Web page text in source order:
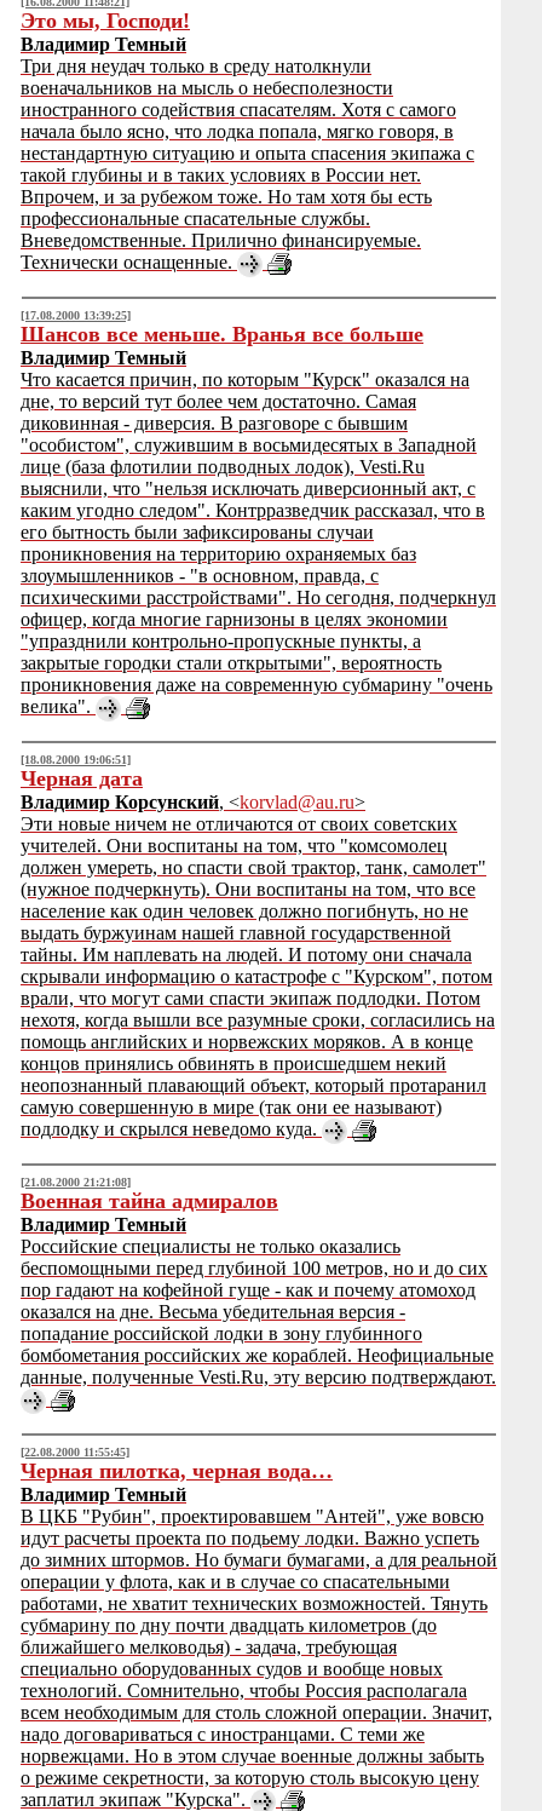
Это мы, Господи!
Владимир Темный
Три дня неудач только в среду натолкнули
военачальников на мысль о небесполезности
иностранного содействия спасателям. Хотя с самого
начала было ясно, что лодка попала, мягко говоря, в
нестандартную ситуацию и опыта спасения экипажа с
такой глубины и в таких условиях в России нет.
Впрочем, и за рубежом тоже. Но там хотя бы есть
профессиональные спасательные службы.
Вневедомственные. Прилично финансируемые.
Технически оснащенные.
[17.08.2000 13:39:25]
Шансов все меньше. Вранья все больше
Владимир Темный
Что касается причин, по которым "Курск" оказался на
дне, то версий тут более чем достаточно. Самая
диковинная - диверсия. В разговоре с бывшим
"особистом", служившим в восьмидесятых в Западной
лице (база флотилии подводных лодок), Vesti.Ru
выяснили, что "нельзя исключать диверсионный акт, с
каким угодно следом". Контрразведчик рассказал, что в
его бытность были зафиксированы случаи
проникновения на территорию охраняемых баз
злоумышленников - "в основном, правда, с
психическими расстройствами". Но сегодня, подчеркнул
офицер, когда многие гарнизоны в целях экономии
"упразднили контрольно-пропускные пункты, а
закрытые городки стали открытыми", вероятность
проникновения даже на современную субмарину "очень
велика".
[18.08.2000 19:06:51]
Черная дата
Владимир Корсунский, <korvlad@au.ru>
Эти новые ничем не отличаются от своих советских
учителей. Они воспитаны на том, что "комсомолец
должен умереть, но спасти свой трактор, танк, самолет"
(нужное подчеркнуть). Они воспитаны на том, что все
население как один человек должно погибнуть, но не
выдать буржуинам нашей главной государственной
тайны. Им наплевать на людей. И потому они сначала
скрывали информацию о катастрофе с "Курском", потом
врали, что могут сами спасти экипаж подлодки. Потом
нехотя, когда вышли все разумные сроки, согласились на
помощь английских и норвежских моряков. А в конце
концов принялись обвинять в происшедшем некий
неопознанный плавающий объект, который протаранил
самую совершенную в мире (так они ее называют)
подлодку и скрылся неведомо куда.
[21.08.2000 21:21:08]
Военная тайна адмиралов
Владимир Темный
Российские специалисты не только оказались
беспомощными перед глубиной 100 метров, но и до сих
пор гадают на кофейной гуще - как и почему атомоход
оказался на дне. Весьма убедительная версия -
попадание российской лодки в зону глубинного
бомбометания российских же кораблей. Неофициальные
данные, полученные Vesti.Ru, эту версию подтверждают.
[22.08.2000 11:55:45]
Черная пилотка, черная вода…
Владимир Темный
В ЦКБ "Рубин", проектировавшем "Антей", уже вовсю
идут расчеты проекта по подьему лодки. Важно успеть
до зимних штормов. Но бумаги бумагами, а для реальной
операции у флота, как и в случае со спасательными
работами, не хватит технических возможностей. Тянуть
субмарину по дну почти двадцать километров (до
ближайшего мелководья) - задача, требующая
специально оборудованных судов и вообще новых
технологий. Сомнительно, чтобы Россия располагала
всем необходимым для столь сложной операции. Значит,
надо договариваться с иностранцами. С теми же
норвежцами. Но в этом случае военные должны забыть
о режиме секретности, за которую столь высокую цену
заплатил экипаж "Курска".